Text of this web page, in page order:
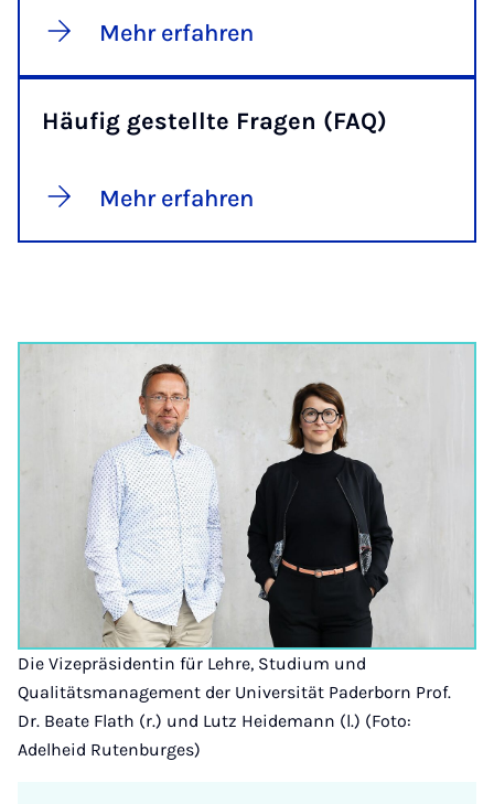
Mehr erfahren
Häufig gestellte Fragen (FAQ)
Mehr erfahren
Die Vizepräsidentin für Lehre, Studium und
Qualitätsmanagement der Universität Paderborn Prof.
Dr. Beate Flath (r.) und Lutz Heidemann (l.) (Foto:
Adelheid Rutenburges)